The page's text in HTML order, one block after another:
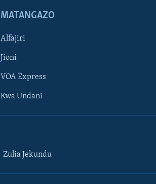
MATANGAZO
Alfajiri
Jioni
VOA Express
Kwa Undani
Zulia Jekundu